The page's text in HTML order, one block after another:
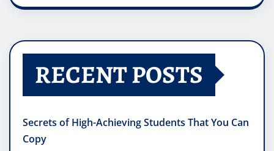
RECENT POSTS
Secrets of High-Achieving Students That You Can
Copy